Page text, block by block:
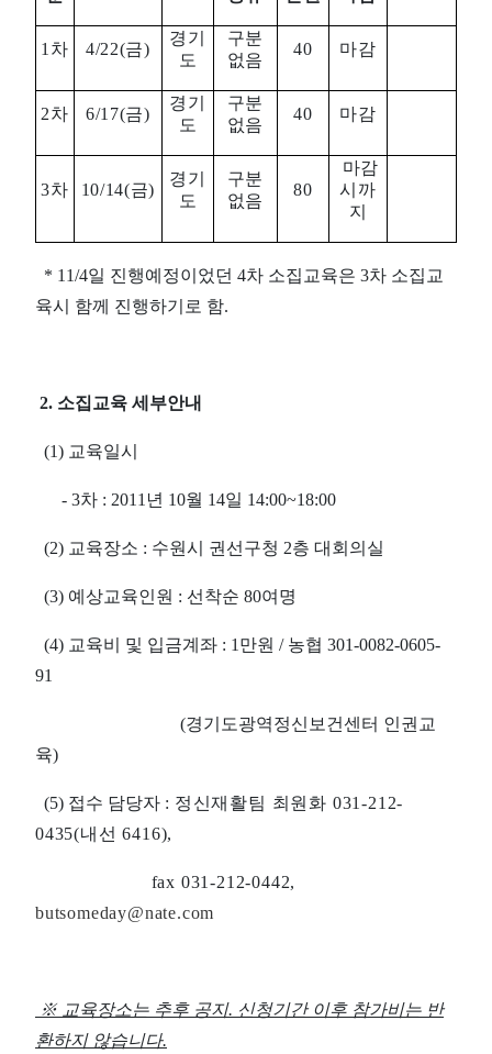
1차 4/22(금)
경기
도
구분
없음
40 마감
2차 6/17(금)
경기
도
구분
없음
40 마감
3차 10/14(금)
경기
도
구분
없음
80
마감
시까
지
* 11/4일 진행예정이었던 4차 소집교육은 3차 소집교
육시 함께 진행하기로 함.
2. 소집교육 세부안내
(1) 교육일시
- 3차 : 2011년 10월 14일 14:00~18:00
(2) 교육장소 : 수원시 권선구청 2층 대회의실
(3) 예상교육인원 : 선착순 80여명
(4) 교육비 및 입금계좌 : 1만원 / 농협 301-0082-0605-
91
(경기도광역정신보건센터 인권교
육)
(5) 접수 담당자 : 정신재활팀 최원화 031-212-
0435(내선 6416),
fax 031-212-0442,
butsomeday@nate.com
※ 교육장소는 추후 공지. 신청기간 이후 참가비는 반
환하지 않습니다.